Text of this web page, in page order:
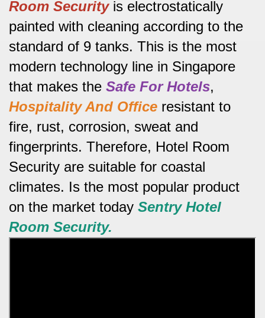
Room Securityis electrostatically
painted with cleaning according to the
standard of 9 tanks. This is the most
modern technology line in Singapore
that makes the Safe For Hotels,
Hospitality And Office resistant to
fire, rust, corrosion, sweat and
fingerprints. Therefore, Hotel Room
Security are suitable for coastal
climates. Is the most popular product
on the market today Sentry Hotel
Room Security.